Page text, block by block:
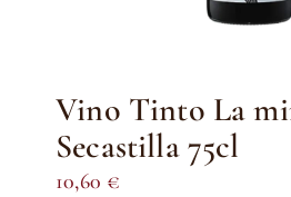
Vino Tinto La
Secastilla 75cl
10,60 €